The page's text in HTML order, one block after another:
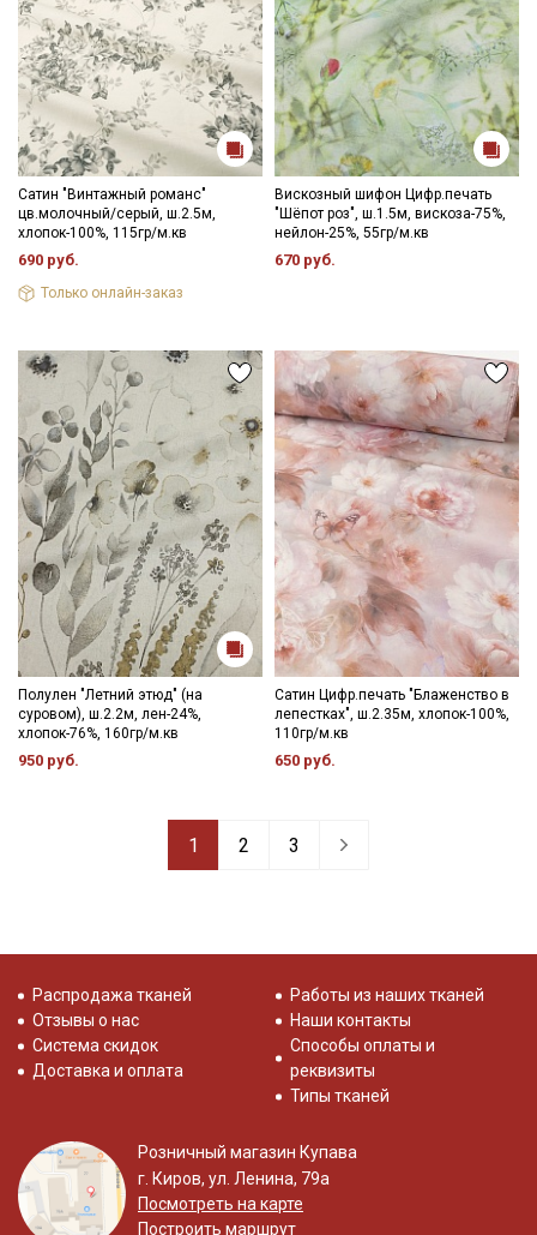
Сатин "Винтажный романс"
цв.молочный/серый, ш.2.5м,
хлопок-100%, 115гр/м.кв
690 руб.
Только онлайн-заказ
Вискозный шифон Цифр.печать
"Шёпот роз", ш.1.5м, вискоза-75%,
нейлон-25%, 55гр/м.кв
670 руб.
Полулен "Летний этюд" (на
суровом), ш.2.2м, лен-24%,
хлопок-76%, 160гр/м.кв
950 руб.
Сатин Цифр.печать "Блаженство в
лепестках", ш.2.35м, хлопок-100%,
110гр/м.кв
650 руб.
1 2 3
Распродажа тканей
Отзывы о нас
Система скидок
Доставка и оплата
Работы из наших тканей
Наши контакты
Способы оплаты и
реквизиты
Типы тканей
Розничный магазин Купава
г. Киров, ул. Ленина, 79а
Посмотреть на карте
Построить маршрут